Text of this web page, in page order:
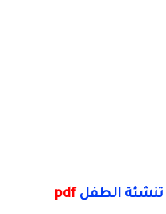
تنشئة الطفل pdf